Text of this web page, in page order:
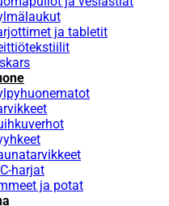
ja tabletit
harjat
ja potat